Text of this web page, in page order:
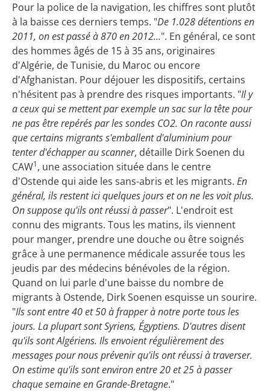
Pour la police de la navigation, les chiffres sont plutôt
à la baisse ces derniers temps. "De 1.028 détentions en
2011, on est passé à 870 en 2012...". En général, ce sont
des hommes âgés de 15 à 35 ans, originaires
d'Algérie, de Tunisie, du Maroc ou encore
d'Afghanistan. Pour déjouer les dispositifs, certains
n'hésitent pas à prendre des risques importants. "Il y
a ceux qui se mettent par exemple un sac sur la tête pour
ne pas être repérés par les sondes CO2. On raconte aussi
que certains migrants s'emballent d'aluminium pour
tenter d'échapper au scanner, détaille Dirk Soenen du
CAW1, une association située dans le centre
d'Ostende qui aide les sans-abris et les migrants. En
général, ils restent ici quelques jours et on ne les voit plus.
On suppose qu'ils ont réussi à passer". L'endroit est
connu des migrants. Tous les matins, ils viennent
pour manger, prendre une douche ou être soignés
grâce à une permanence médicale assurée tous les
jeudis par des médecins bénévoles de la région.
Quand on lui parle d'une baisse du nombre de
migrants à Ostende, Dirk Soenen esquisse un sourire.
"Ils sont entre 40 et 50 à frapper à notre porte tous les
jours. La plupart sont Syriens, Égyptiens. D'autres disent
qu'ils sont Algériens. Ils envoient régulièrement des
messages pour nous prévenir qu'ils ont réussi à traverser.
On estime qu'ils sont environ entre 20 et 25 à passer
chaque semaine en Grande-Bretagne."